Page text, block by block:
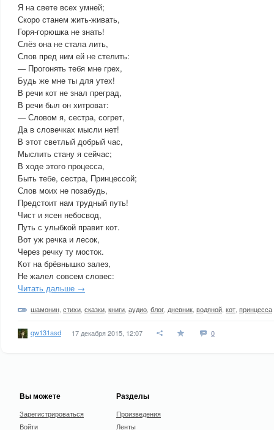
Я на свете всех умней;
Скоро станем жить-живать,
Горя-горюшка не знать!
Слёз она не стала лить,
Слов пред ним ей не стелить:
— Прогонять тебя мне грех,
Будь же мне ты для утех!
В речи кот не знал преград,
В речи был он хитроват:
— Словом я, сестра, согрет,
Да в словечках мысли нет!
В этот светлый добрый час,
Мыслить стану я сейчас;
В ходе этого процесса,
Быть тебе, сестра, Принцессой;
Слов моих не позабудь,
Предстоит нам трудный путь!
Чист и ясен небосвод,
Путь с улыбкой правит кот.
Вот уж речка и лесок,
Через речку ту мосток.
Кот на брёвнышко залез,
Не жалел совсем словес:
Читать дальше →
шамонин стихи сказки книги аудио блог дневник водяной кот принцесса
qw131asd 17 декабря 2015, 12:07 0
Вы можете
Зарегистрироваться
Войти
Разделы
Произведения
Ленты